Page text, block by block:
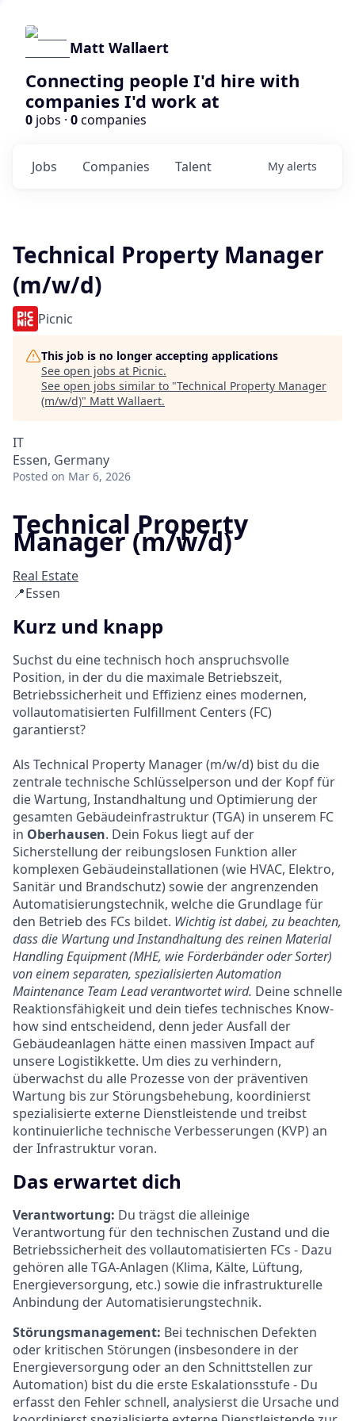
Matt Wallaert
Connecting people I'd hire with
companies I'd work at
0 jobs · 0companies
Jobs Companies Talent My alerts
Technical Property Manager
(m/w/d)
Picnic
This job is no longer accepting applications
See open jobs at Picnic.
See open jobs similar to "Technical Property Manager
(m/w/d)" Matt Wallaert.
IT
Essen, Germany
Posted on Mar 6, 2026
Technical Property
Manager (m/w/d)
Real Estate
📍Essen
Kurz und knapp
Suchst du eine technisch hoch anspruchsvolle
Position, in der du die maximale Betriebszeit,
Betriebssicherheit und Effizienz eines modernen,
vollautomatisierten Fulfillment Centers (FC)
garantierst?
Als Technical Property Manager (m/w/d) bist du die
zentrale technische Schlüsselperson und der Kopf für
die Wartung, Instandhaltung und Optimierung der
gesamten Gebäudeinfrastruktur (TGA) in unserem FC
in Oberhausen. Dein Fokus liegt auf der
Sicherstellung der reibungslosen Funktion aller
komplexen Gebäudeinstallationen (wie HVAC, Elektro,
Sanitär und Brandschutz) sowie der angrenzenden
Automatisierungstechnik, welche die Grundlage für
den Betrieb des FCs bildet. Wichtig ist dabei, zu beachten,
dass die Wartung und Instandhaltung des reinen Material
Handling Equipment (MHE, wie Förderbänder oder Sorter)
von einem separaten, spezialisierten Automation
Maintenance Team Lead verantwortet wird. Deine schnelle
Reaktionsfähigkeit und dein tiefes technisches Know-
how sind entscheidend, denn jeder Ausfall der
Gebäudeanlagen hätte einen massiven Impact auf
unsere Logistikkette. Um dies zu verhindern,
überwachst du alle Prozesse von der präventiven
Wartung bis zur Störungsbehebung, koordinierst
spezialisierte externe Dienstleistende und treibst
kontinuierliche technische Verbesserungen (KVP) an
der Infrastruktur voran.
Das erwartet dich
Verantwortung: Du trägst die alleinige
Verantwortung für den technischen Zustand und die
Betriebssicherheit des vollautomatisierten FCs - Dazu
gehören alle TGA-Anlagen (Klima, Kälte, Lüftung,
Energieversorgung, etc.) sowie die infrastrukturelle
Anbindung der Automatisierungstechnik.
Störungsmanagement: Bei technischen Defekten
oder kritischen Störungen (insbesondere in der
Energieversorgung oder an den Schnittstellen zur
Automation) bist du die erste Eskalationsstufe - Du
erfasst den Fehler schnell, analysierst die Ursache und